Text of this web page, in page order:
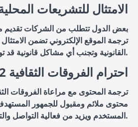
5.1 الامتثال للتشريعات
بعض الدول تتطلب من الشركات تقديم
ترجمة الموقع الإلكتروني تضمن
القانونية وتجنب أي مشاكل قانونية قد تواجه الشركة.
5.2 احترام الفروقات الثقافية
ترجمة المحتوى مع مراعاة الفروقات
محتوى ملائم ومقبول للجمهور
المستخدم ويزيد من فعالية التواصل والتحويل.